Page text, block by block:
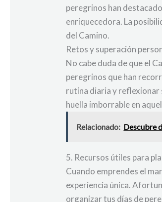
peregrinos han
enriquecedora. La
del Camino.
Retos y superación
No cabe duda de que el
peregrinos que han
rutina diaria y reflexionar
huella imborrable en
Relacionado: Descubre
5. Recursos útiles para
Cuando emprendes el
experiencia única.
organizar tus días de